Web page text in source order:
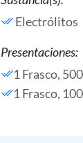
Electrólitos
Presentaciones:
1 Frasco,
1 Frasco,